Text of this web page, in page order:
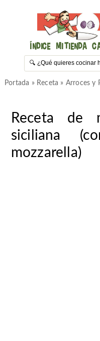
Índice Mi Tienda
Portada » Receta » Arroces y
Receta de
siciliana
mozzarella)